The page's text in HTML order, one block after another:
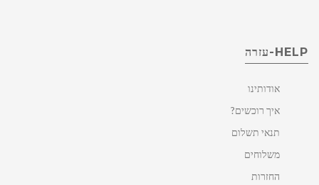
HELP-עזרה
אודותינו
איך רוכשים?
תנאי תשלום
משלוחים
החזרות